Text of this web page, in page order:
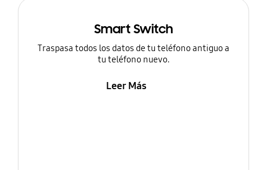
Smart Switch
Traspasa todos los datos de tu teléfono antiguo a
tu teléfono nuevo.
Leer Más